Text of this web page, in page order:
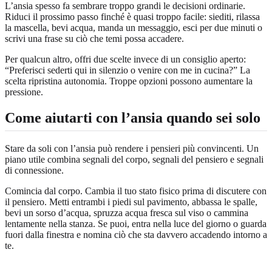
L’ansia spesso fa sembrare troppo grandi le decisioni ordinarie.
Riduci il prossimo passo finché è quasi troppo facile: siediti, rilassa
la mascella, bevi acqua, manda un messaggio, esci per due minuti o
scrivi una frase su ciò che temi possa accadere.
Per qualcun altro, offri due scelte invece di un consiglio aperto:
“Preferisci sederti qui in silenzio o venire con me in cucina?” La
scelta ripristina autonomia. Troppe opzioni possono aumentare la
pressione.
Come aiutarti con l’ansia quando sei solo
Stare da soli con l’ansia può rendere i pensieri più convincenti. Un
piano utile combina segnali del corpo, segnali del pensiero e segnali
di connessione.
Comincia dal corpo. Cambia il tuo stato fisico prima di discutere con
il pensiero. Metti entrambi i piedi sul pavimento, abbassa le spalle,
bevi un sorso d’acqua, spruzza acqua fresca sul viso o cammina
lentamente nella stanza. Se puoi, entra nella luce del giorno o guarda
fuori dalla finestra e nomina ciò che sta davvero accadendo intorno a
te.